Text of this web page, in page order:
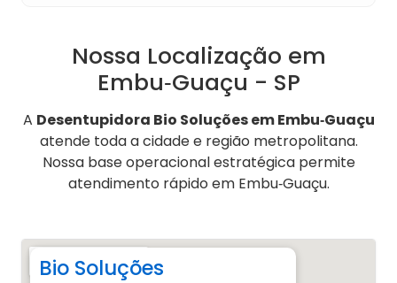
Nossa Localização em
Embu‑Guaçu - SP
A Desentupidora Bio Soluções em Embu‑Guaçu
atende toda a cidade e região metropolitana.
Nossa base operacional estratégica permite
atendimento rápido em Embu‑Guaçu.
Bio Soluções